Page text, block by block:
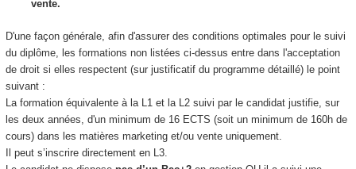
vente.
D'une façon générale, afin d'assurer des conditions optimales pour le suivi
du diplôme, les formations non listées ci-dessus entre dans l'acceptation
de droit si elles respectent (sur justificatif du programme détaillé) le point
suivant :
La formation équivalente à la L1 et la L2 suivi par le candidat justifie, sur
les deux années, d'un minimum de 16 ECTS (soit un minimum de 160h de
cours) dans les matières marketing et/ou vente uniquement.
Il peut s’inscrire directement en L3.